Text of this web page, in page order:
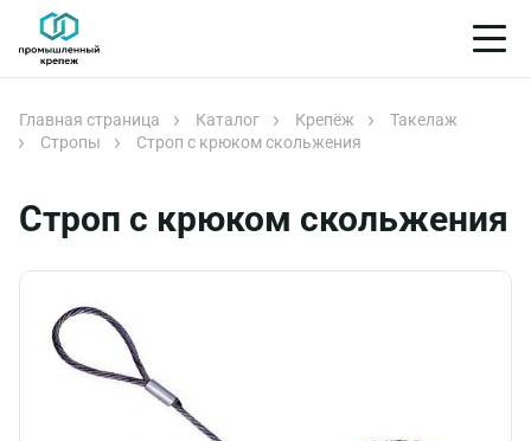
Главная страница Каталог Крепёж
Такелаж
Стропы
Строп с крюком скольжения
Строп с крюком скольжения